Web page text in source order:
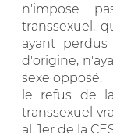
n'impose
transsexuel,
ayant
d'origine,
sexe opposé.
le refus de
transsexuel
al. 1er de la